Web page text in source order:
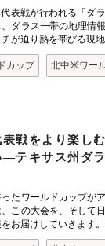
表戦が行われる「ダ
ダラス一帯の地理情
が迫り熱を帯びる現
カップ 北中米ワー
表戦をより楽し
―テキサス州ダ
たワールドカップが
この大会を、そして
お届けしていきます